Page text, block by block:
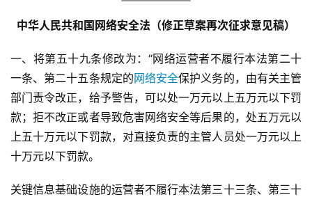
中华人民共和国网络安全法（修正草案再次征求意见稿）
一、将第五十九条修改为：“网络运营者不履行本法第二十
一条、第二十五条规定的网络安全保护义务的，由有关主管
部门责令改正，给予警告，可以处一万元以上五万元以下罚
款；拒不改正或者导致危害网络安全等后果的，处五万元以
上五十万元以下罚款，对直接负责的主管人员处一万元以上
十万元以下罚款。
关键信息基础设施的运营者不履行本法第三十三条、第三十